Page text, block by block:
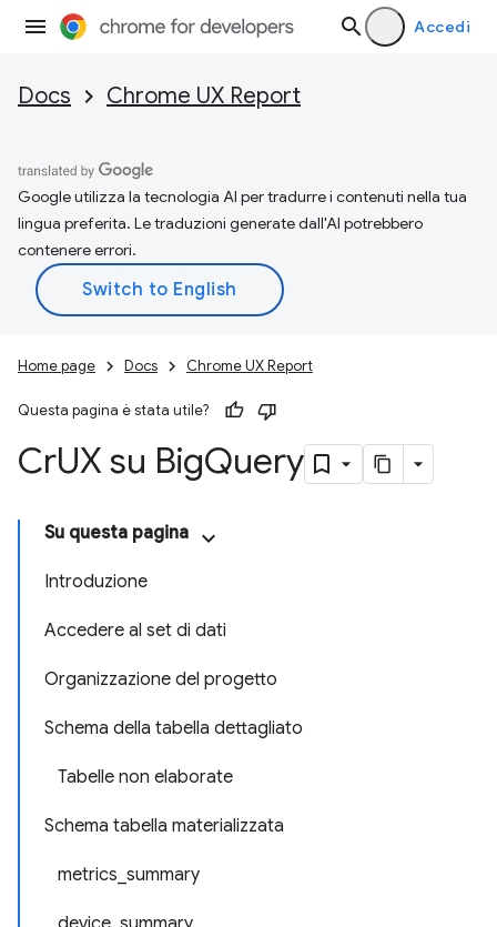
Accedi
Docs Chrome UX Report
Google utilizza la tecnologia AI per tradurre i contenuti nella tua
lingua preferita. Le traduzioni generate dall'AI potrebbero
contenere errori.
Home page Docs Chrome UX Report
Questa pagina è stata utile?
CrUX su BigQuery
Su questa pagina
Introduzione
Accedere al set di dati
Organizzazione del progetto
Schema della tabella dettagliato
Tabelle non elaborate
Schema tabella materializzata
metrics_summary